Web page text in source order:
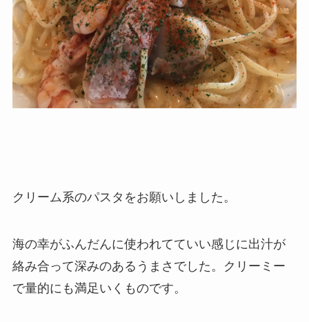
クリーム系のパスタをお願いしました。
海の幸がふんだんに使われてていい感じに出汁が
絡み合って深みのあるうまさでした。クリーミー
で量的にも満足いくものです。